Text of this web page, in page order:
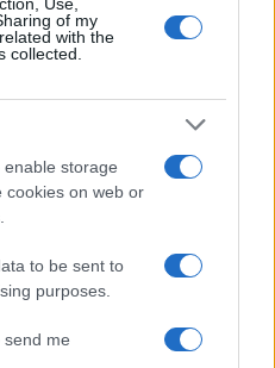
of my
with the
collected.
storage
cookies on web or
to be sent to
purposes.
send me